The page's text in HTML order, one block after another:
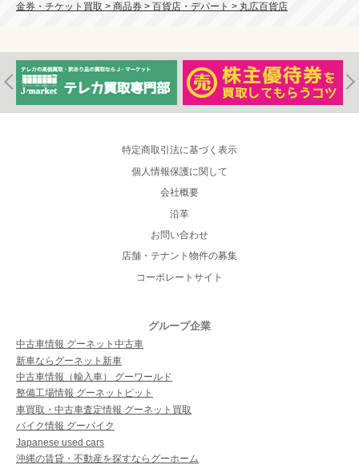
金券・チケット買取 > 商品券 > 百貨店・デパート > 丸広百貨店
特定商取引法に基づく表示
個人情報保護に関して
会社概要
沿革
お問い合わせ
店舗・テナント物件の募集
コーポレートサイト
グループ企業
中古車情報 グーネット中古車
新車ならグーネット新車
中古車情報（輸入車） グーワールド
整備工場情報 グーネットピット
車買取・中古車査定情報 グーネット買取
バイク情報 グーバイク
Japanese used cars
沖縄の賃貸・不動産を探すならグーホーム